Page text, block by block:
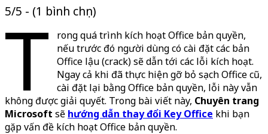
5/5 - (1 bình chọn)
T
rong quá trình kích hoạt Office bản quyền,
nếu trước đó người dùng có cài đặt các bản
Office lậu (crack) sẽ dẫn tới các lỗi kích hoạt.
Ngay cả khi đã thực hiện gỡ bỏ sạch Office cũ,
cài đặt lại bằng Office bản quyền, lỗi này vẫn
không được giải quyết. Trong bài viết này, Chuyên trang
Microsoft sẽ hướng dẫn thay đổi Key Office khi bạn
gặp vấn đề kích hoạt Office bản quyền.